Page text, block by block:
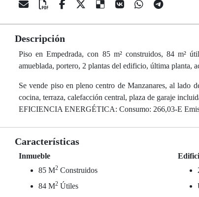
Descripción
Piso en Empedrada, con 85 m² construidos, 84 m²
amueblada, portero, 2 plantas del edificio, última planta,
Se vende piso en pleno centro de Manzanares, al lado
cocina, terraza, calefacción central, plaza de garaje
EFICIENCIA ENERGÉTICA: Consumo: 266,03-E
Características
Inmueble
85 M2 Construidos
84 M2 Útiles